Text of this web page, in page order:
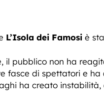
L’Isola dei Famosi è
il pubblico non ha
fasce di spettatori e ha
ha creato